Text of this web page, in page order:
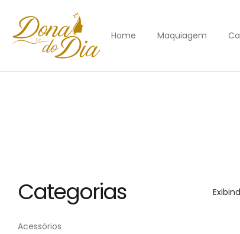
Home Maquiagem
Categorias
Acessórios